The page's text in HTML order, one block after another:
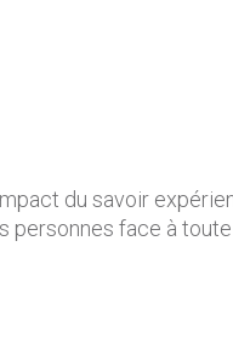
du savoir
face à